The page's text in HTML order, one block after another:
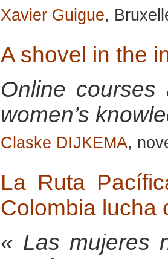
Xavier Guigue,
A shovel in the
Online
women’s
Claske DIJKEMA,
La Ruta
Colombia lucha
« Las mujeres